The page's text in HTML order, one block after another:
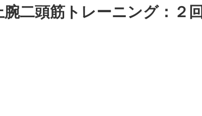
二頭筋トレーニング：２回